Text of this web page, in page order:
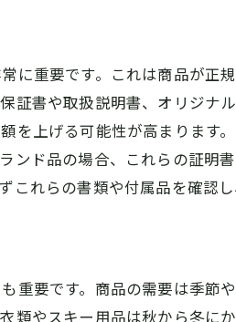
簡単なメンテナンス方法
気を付けるべきこと
が納得いかない場合の対処法
との適切なやり取りの仕方
史と実績を確認する
に重要です。これは商品が正
書や取扱説明書、オリジナ
を上げる可能性が高まります
ンド品の場合、これらの証明
れらの書類や付属品を確認
重要です。商品の需要は季節
類やスキー用品は秋から冬に